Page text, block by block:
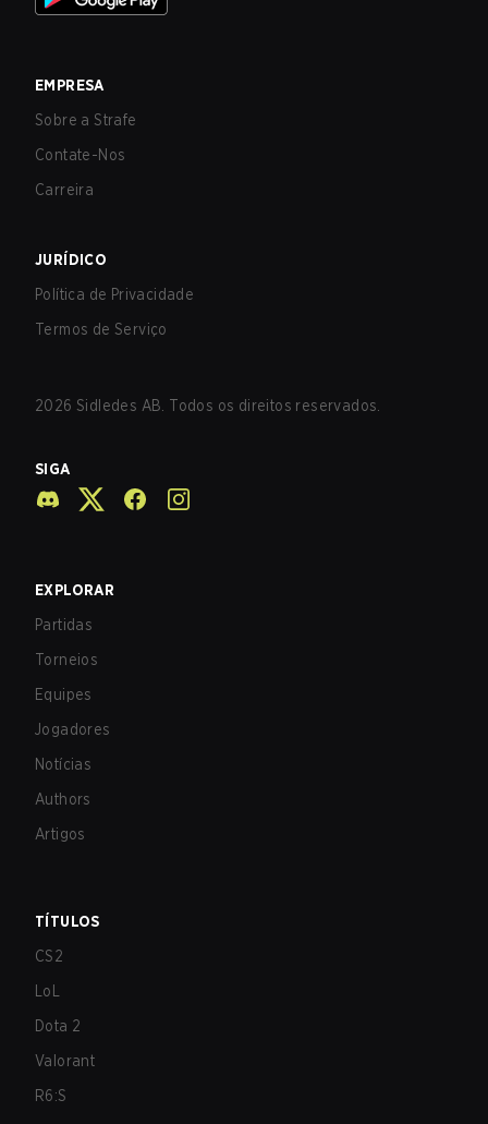
EMPRESA
Sobre a Strafe
Contate-Nos
Carreira
JURÍDICO
Política de Privacidade
Termos de Serviço
2026 Sidledes AB. Todos os direitos reservados.
SIGA
EXPLORAR
Partidas
Torneios
Equipes
Jogadores
Notícias
Authors
Artigos
TÍTULOS
CS2
LoL
Dota 2
Valorant
R6:S